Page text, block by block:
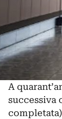
A
successiva
completata)